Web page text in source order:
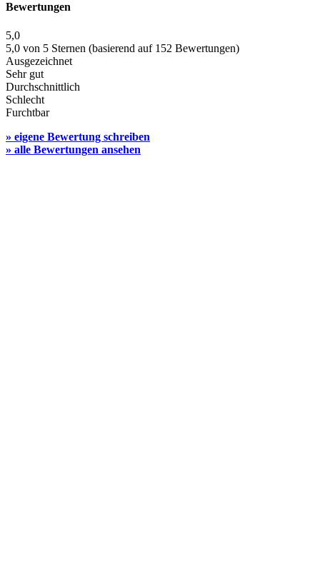
Bewertungen
5,0
5,0 von 5 Sternen (basierend auf 152 Bewertungen)
Ausgezeichnet
Sehr gut
Durchschnittlich
Schlecht
Furchtbar
» eigene Bewertung schreiben
» alle Bewertungen ansehen